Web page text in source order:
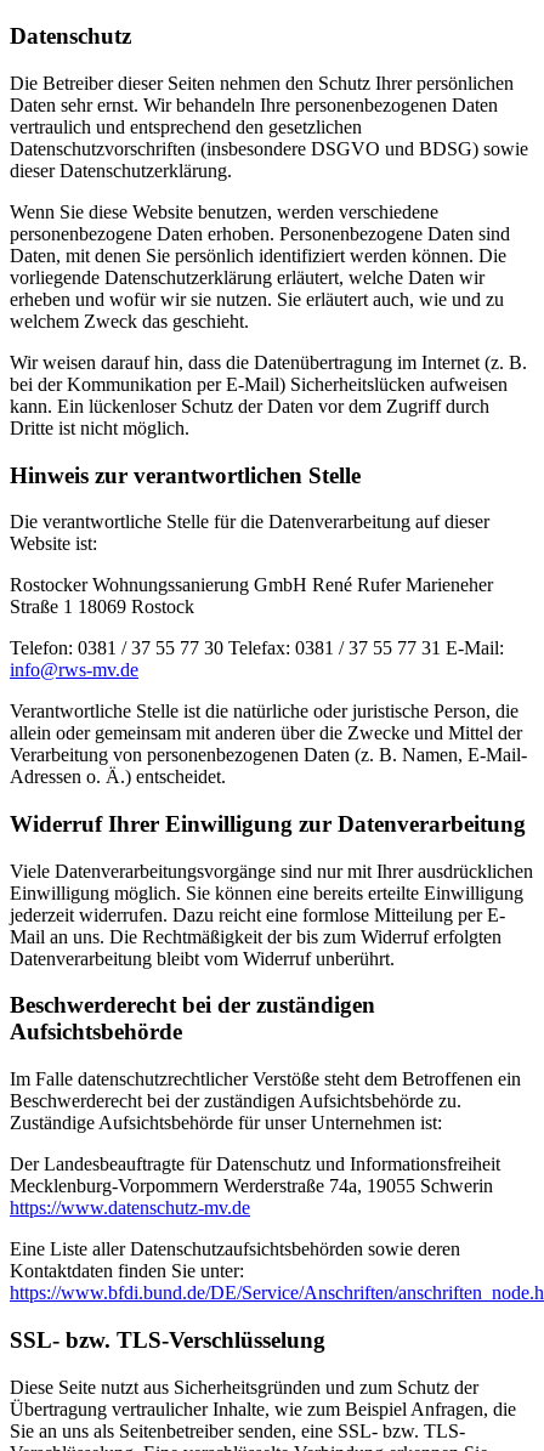
Datenschutz
Die Betreiber dieser Seiten nehmen den Schutz Ihrer persönlichen
Daten sehr ernst. Wir behandeln Ihre personenbezogenen Daten
vertraulich und entsprechend den gesetzlichen
Datenschutzvorschriften (insbesondere DSGVO und BDSG) sowie
dieser Datenschutzerklärung.
Wenn Sie diese Website benutzen, werden verschiedene
personenbezogene Daten erhoben. Personenbezogene Daten sind
Daten, mit denen Sie persönlich identifiziert werden können. Die
vorliegende Datenschutzerklärung erläutert, welche Daten wir
erheben und wofür wir sie nutzen. Sie erläutert auch, wie und zu
welchem Zweck das geschieht.
Wir weisen darauf hin, dass die Datenübertragung im Internet (z. B.
bei der Kommunikation per E-Mail) Sicherheitslücken aufweisen
kann. Ein lückenloser Schutz der Daten vor dem Zugriff durch
Dritte ist nicht möglich.
Hinweis zur verantwortlichen Stelle
Die verantwortliche Stelle für die Datenverarbeitung auf dieser
Website ist:
Rostocker Wohnungssanierung GmbH René Rufer Marieneher
Straße 1 18069 Rostock
Telefon: 0381 / 37 55 77 30 Telefax: 0381 / 37 55 77 31 E-Mail:
info@rws-mv.de
Verantwortliche Stelle ist die natürliche oder juristische Person, die
allein oder gemeinsam mit anderen über die Zwecke und Mittel der
Verarbeitung von personenbezogenen Daten (z. B. Namen, E-Mail-
Adressen o. Ä.) entscheidet.
Widerruf Ihrer Einwilligung zur Datenverarbeitung
Viele Datenverarbeitungsvorgänge sind nur mit Ihrer ausdrücklichen
Einwilligung möglich. Sie können eine bereits erteilte Einwilligung
jederzeit widerrufen. Dazu reicht eine formlose Mitteilung per E-
Mail an uns. Die Rechtmäßigkeit der bis zum Widerruf erfolgten
Datenverarbeitung bleibt vom Widerruf unberührt.
Beschwerderecht bei der zuständigen
Aufsichtsbehörde
Im Falle datenschutzrechtlicher Verstöße steht dem Betroffenen ein
Beschwerderecht bei der zuständigen Aufsichtsbehörde zu.
Zuständige Aufsichtsbehörde für unser Unternehmen ist:
Der Landesbeauftragte für Datenschutz und Informationsfreiheit
Mecklenburg-Vorpommern Werderstraße 74a, 19055 Schwerin
https://www.datenschutz-mv.de
Eine Liste aller Datenschutzaufsichtsbehörden sowie deren
Kontaktdaten finden Sie unter:
https://www.bfdi.bund.de/DE/Service/Anschriften/
SSL- bzw. TLS-Verschlüsselung
Diese Seite nutzt aus Sicherheitsgründen und zum Schutz der
Übertragung vertraulicher Inhalte, wie zum Beispiel Anfragen, die
Sie an uns als Seitenbetreiber senden, eine SSL- bzw. TLS-